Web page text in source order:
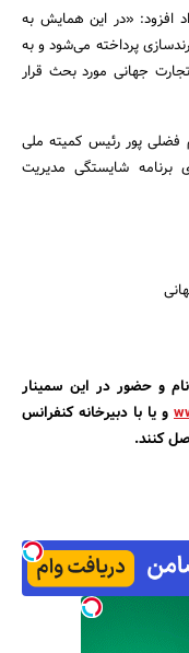
افزود: «در این همایش به
پرداخته می‌شود و به
جهانی مورد بحث قرار
پور رئیس کمیته ملی
برنامه شایستگی مدیریت
و حضور در این سمینار
و یا با دبیرخانه کنفرانس